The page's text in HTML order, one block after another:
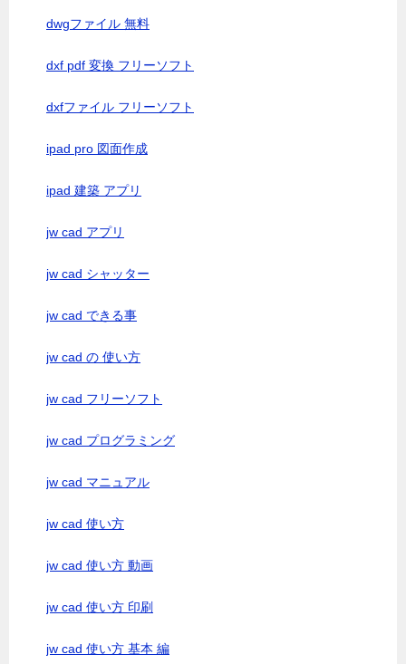
dwgファイル 無料
dxf pdf 変換 フリーソフト
dxfファイル フリーソフト
ipad pro 図面作成
ipad 建築 アプリ
jw cad アプリ
jw cad シャッター
jw cad できる事
jw cad の 使い方
jw cad フリーソフト
jw cad プログラミング
jw cad マニュアル
jw cad 使い方
jw cad 使い方 動画
jw cad 使い方 印刷
jw cad 使い方 基本 編